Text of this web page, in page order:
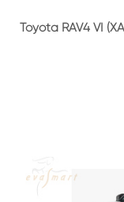
Toyota RAV4 VI